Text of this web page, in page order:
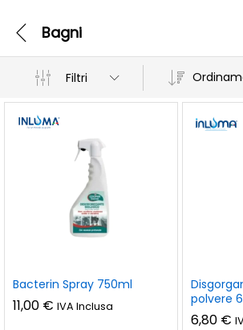
Bagni
Filtri
Bacterin Spray 750ml
11,00 € IVA Inclusa
polvere
6,80 €